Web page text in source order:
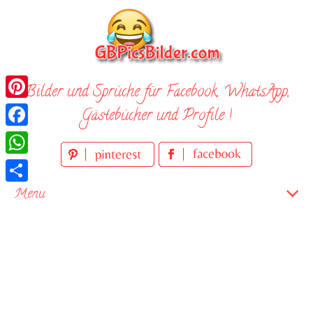
Bilder und Sprüche für Facebook, WhatsApp,
Gästebücher und Profile !
Menu
Pinterest
Facebook
WhatsApp
Teilen